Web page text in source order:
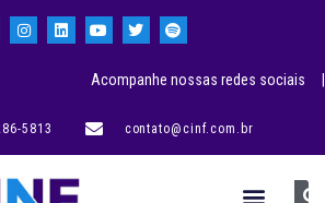
5813 contato@cinf.com.br
Acompanhe nossas redes sociais |